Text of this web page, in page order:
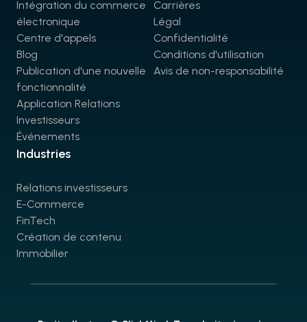
Intégration du commerce
électronique
Centre d'appels
Blog
Publication d'une nouvelle
fonctionnalité
Application Relations
Investisseurs
Événements
Carrières
Légal
Confidentialité
Conditions d'utilisation
Avis de non-responsabilité
Industries
Relations investisseurs
E-Commerce
FinTech
Création de contenu
Immobilier